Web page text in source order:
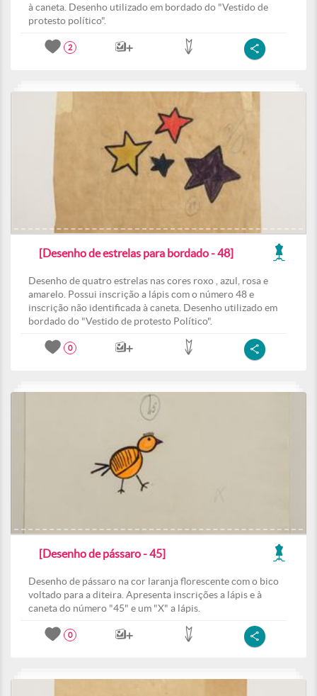
à caneta. Desenho utilizado em bordado do "Vestido de
protesto político".
2
[Desenho de estrelas para bordado - 48]
Desenho de quatro estrelas nas cores roxo , azul, rosa e
amarelo. Possui inscrição a lápis com o número 48 e
inscrição não identificada à caneta. Desenho utilizado em
bordado do "Vestido de protesto Político".
0
[Desenho de pássaro - 45]
Desenho de pássaro na cor laranja florescente com o bico
voltado para a diteira. Apresenta inscrições a lápis e à
caneta do número "45" e um "X" a lápis.
0